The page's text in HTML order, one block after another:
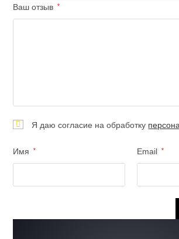
Ваш отзыв *
Я даю согласие на обработку
Имя * Email *